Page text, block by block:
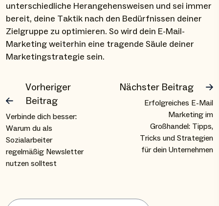
unterschiedliche Herangehensweisen und sei immer
bereit, deine Taktik nach den Bedürfnissen deiner
Zielgruppe zu optimieren. So wird dein E-Mail-
Marketing weiterhin eine tragende Säule deiner
Marketingstrategie sein.
Vorheriger
Beitrag
Verbinde dich besser:
Warum du als
Sozialarbeiter
regelmäßig Newsletter
nutzen solltest
Nächster Beitrag
Erfolgreiches E-Mail
Marketing im
Großhandel: Tipps,
Tricks und Strategien
für dein Unternehmen